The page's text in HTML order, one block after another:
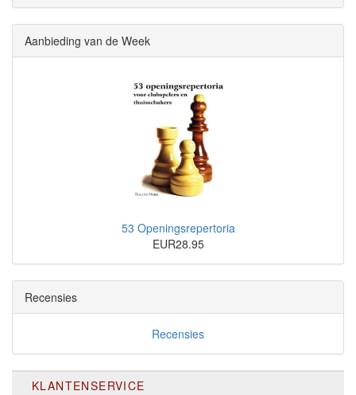
Aanbieding van de Week
53 Openingsrepertoria
EUR28.95
Recensies
Recensies
KLANTENSERVICE